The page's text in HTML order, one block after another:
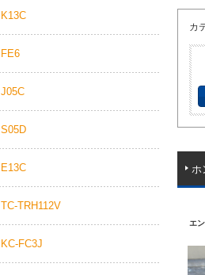
K13C
FE6
J05C
S05D
E13C
TC-TRH112V
KC-FC3J
カ
ホ
エ